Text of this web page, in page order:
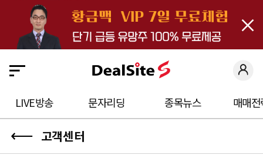
close
사
이
S
에
오
신
LIVE방송 문자리딩 종목뉴스 매매
⟵ 고객센터